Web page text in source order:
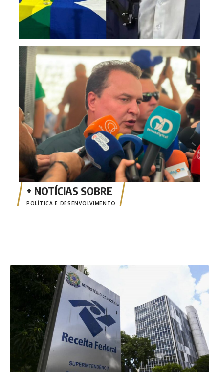
POLÍTICA E DESENVOLVIMENTO